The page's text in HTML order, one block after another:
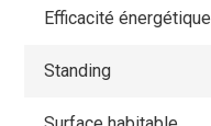
Efficacité énergétique
Standing